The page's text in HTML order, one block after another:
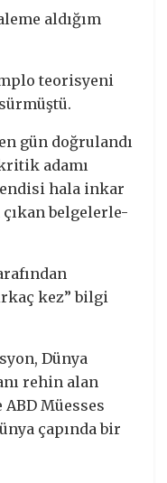
aldığım
teorisyeni
gün doğrulandı
adamı
hala inkar
belgelerle-
kez” bilgi
Dünya
rehin alan
Müesses
çapında bir